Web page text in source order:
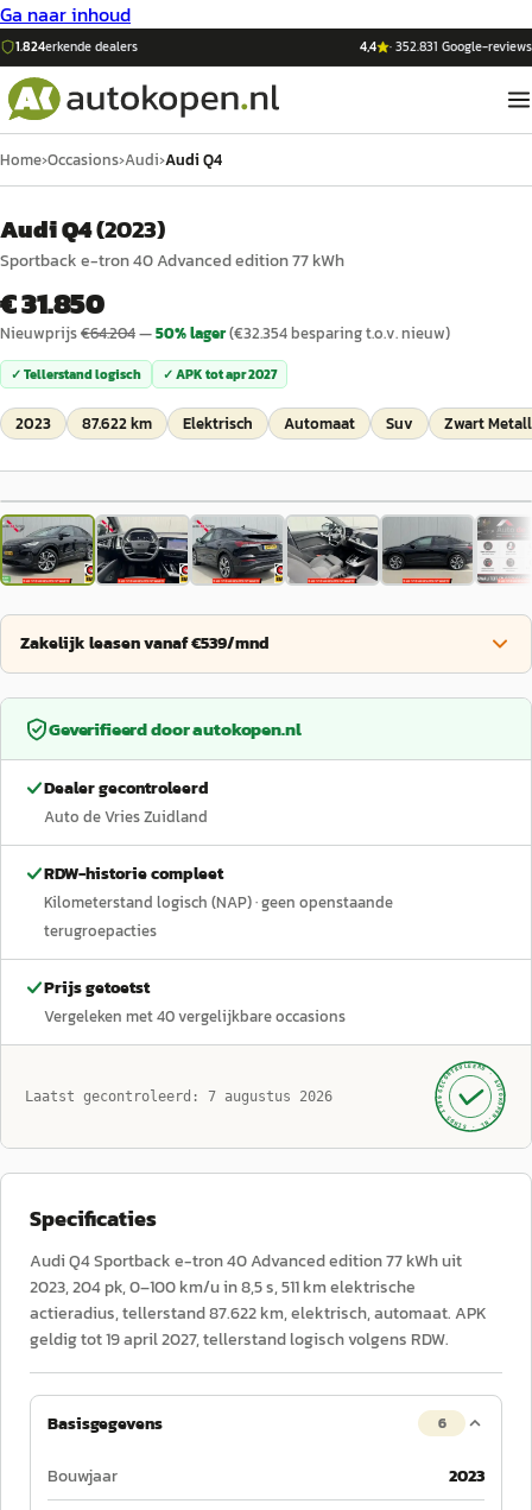
Ga naar inhoud
1.824erkende dealers 4,4 ·352.831 Google-reviews
Home›Occasions›Audi›Audi Q4
Audi Q4(2023)
Sportback e-tron 40 Advanced edition 77 kWh
€ 31.850
Nieuwprijs€64.204—50% lager(€32.354besparing t.o.v. nieuw)
✓ Tellerstand logisch ✓ APK totapr 2027
2023 87.622 km Elektrisch Automaat Suv Zwart
1/40
Zakelijk leasen vanaf €539/mnd
Geverifieerd doorautokopen.nl
Dealer gecontroleerd
Auto de Vries Zuidland
RDW-historie compleet
Kilometerstand logisch (NAP)· geen openstaande
terugroepacties
Prijs getoetst
Vergeleken met40vergelijkbare occasions
Laatst gecontroleerd: 7 augustus 2026 GECONTROLEERD ·
AUTOKOPEN.NL
· SINDS 1999 ·
Specificaties
Audi Q4 Sportback e-tron 40 Advanced edition 77 kWh uit
2023, 204 pk, 0–100 km/u in 8,5 s, 511 km elektrische
actieradius, tellerstand 87.622 km, elektrisch, automaat. APK
geldig tot 19 april 2027, tellerstand logisch volgens RDW.
Basisgegevens 6
Bouwjaar
2023